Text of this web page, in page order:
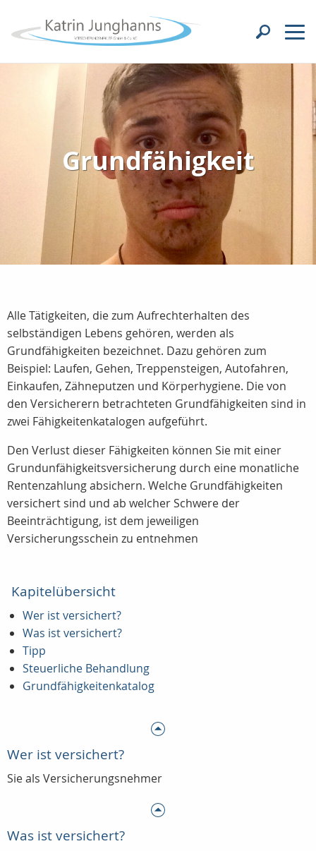
Grundfähigkeit
Alle Tätigkeiten, die zum Aufrechterhalten des
selbständigen Lebens gehören, werden als
Grundfähigkeiten bezeichnet. Dazu gehören zum
Beispiel: Laufen, Gehen, Treppensteigen, Autofahren,
Einkaufen, Zähneputzen und Körperhygiene. Die von
den Versicherern betrachteten Grundfähigkeiten sind in
zwei Fähigkeitenkatalogen aufgeführt.
Den Verlust dieser Fähigkeiten können Sie mit einer
Grundunfähigkeitsversicherung durch eine monatliche
Rentenzahlung absichern. Welche Grundfähigkeiten
versichert sind und ab welcher Schwere der
Beeinträchtigung, ist dem jeweiligen
Versicherungsschein zu entnehmen
Kapitelübersicht
Wer ist versichert?
Was ist versichert?
Tipp
Steuerliche Behandlung
Grundfähigkeitenkatalog
Wer ist versichert?
Sie als Versicherungsnehmer
Was ist versichert?